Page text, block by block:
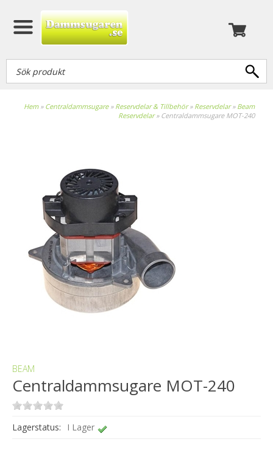
Hem» Centraldammsugare» Reservdelar & Tillbehör» Reservdelar» Beam
Reservdelar» Centraldammsugare MOT-240
BEAM
Centraldammsugare MOT-240
Lagerstatus: I Lager